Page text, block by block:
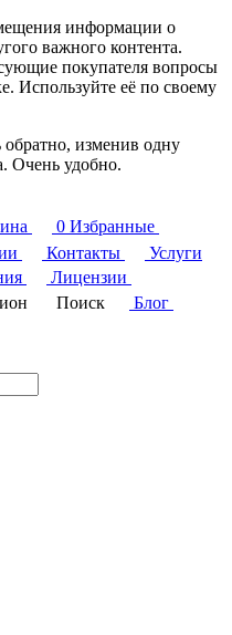
информации о
важного контента.
покупателя вопросы
Используйте её по своему
изменив одну
Очень удобно.
0 Избранные
Контакты
Услуги
Лицензии
Поиск
Блог